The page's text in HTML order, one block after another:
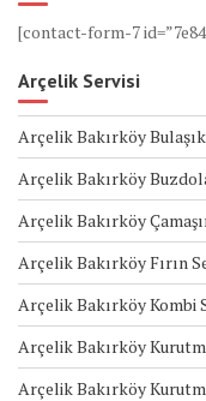
[contact-form-7
Arçelik Servisi
Arçelik Bakırköy
Arçelik Bakırköy
Arçelik Bakırköy
Arçelik Bakırköy Fırın
Arçelik Bakırköy Kombi
Arçelik Bakırköy
Arçelik Bakırköy